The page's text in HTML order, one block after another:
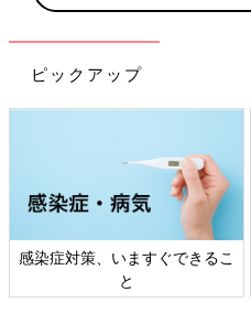
ピックアップ
「もしものときの」赤ちゃん・
家族の防災